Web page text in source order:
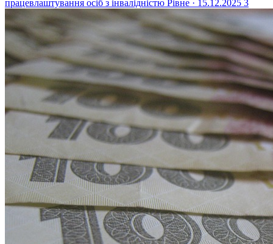
працевлаштування осіб з інвалідністю Рівне · 15.12.2025 3